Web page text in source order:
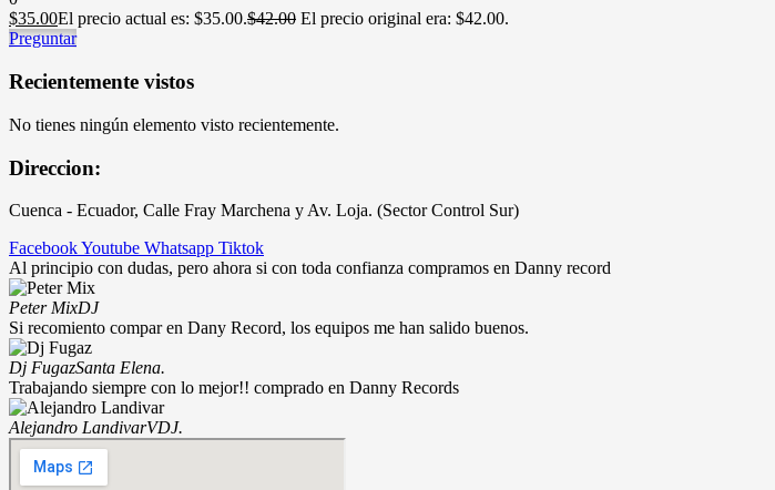
$35.00El precio actual es: $35.00.$42.00 El precio original era: $42.00.
Preguntar
Recientemente vistos
No tienes ningún elemento visto recientemente.
Direccion:
Cuenca - Ecuador, Calle Fray Marchena y Av. Loja. (Sector Control Sur)
FacebookYoutube Whatsapp Tiktok
Al principio con dudas, pero ahora si con toda confianza compramos en Danny record
Peter MixDJ
Si recomiento compar en Dany Record, los equipos me han salido buenos.
Dj FugazSanta Elena.
Trabajando siempre con lo mejor!! comprado en Danny Records
Alejandro LandivarVDJ.